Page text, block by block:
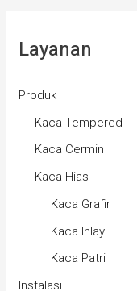
Layanan
Produk
Kaca Tempered
Kaca Cermin
Kaca Hias
Kaca Grafir
Kaca Inlay
Kaca Patri
Instalasi